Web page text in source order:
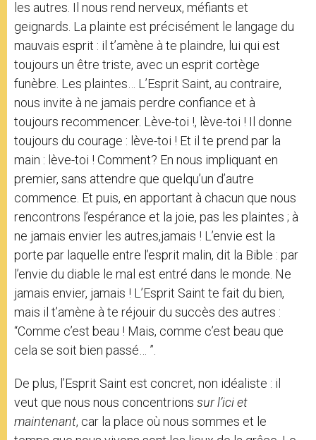
les autres. Il nous rend nerveux, méfiants et
geignards. La plainte est précisément le langage du
mauvais esprit : il t’amène à te plaindre, lui qui est
toujours un être triste, avec un esprit cortège
funèbre. Les plaintes… L’Esprit Saint, au contraire,
nous invite à ne jamais perdre confiance et à
toujours recommencer. Lève-toi !, lève-toi ! Il donne
toujours du courage : lève-toi ! Et il te prend par la
main : lève-toi ! Comment? En nous impliquant en
premier, sans attendre que quelqu’un d’autre
commence. Et puis, en apportant à chacun que nous
rencontrons l’espérance et la joie, pas les plaintes ; à
ne jamais envier les autres,jamais ! L’envie est la
porte par laquelle entre l’esprit malin, dit la Bible : par
l’envie du diable le mal est entré dans le monde. Ne
jamais envier, jamais ! L’Esprit Saint te fait du bien,
mais il t’amène à te réjouir du succès des autres :
“Comme c’est beau ! Mais, comme c’est beau que
cela se soit bien passé… ”.
De plus, l’Esprit Saint est concret, non idéaliste : il
veut que nous nous concentrions sur l’ici et
maintenant, car la place où nous sommes et le